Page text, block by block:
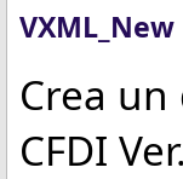
VXML_New
Crea un
CFDI